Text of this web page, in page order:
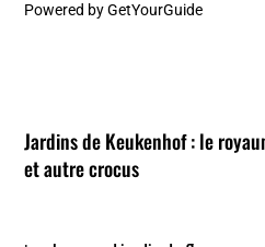
Powered byGetYourGuide
Jardins de Keukenhof: le
et autre crocus